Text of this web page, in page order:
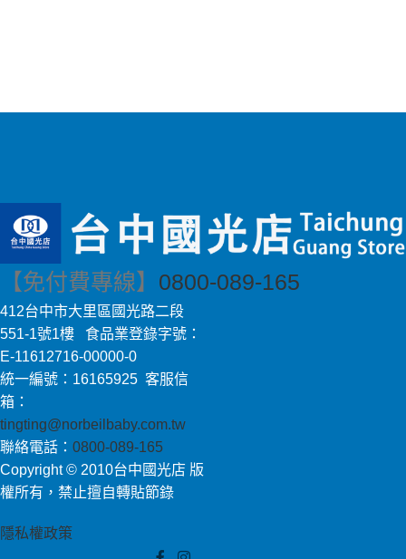
【免付費專線】 0800-089-165
412台中市大里區國光路二段
551-1號1樓 食品業登錄字號：
E-11612716-00000-0
統一編號：16165925 客服信
箱：
tingting@norbeilbaby.com.tw
聯絡電話： 0800-089-165
Copyright © 2010台中國光店 版
權所有，禁止擅自轉貼節錄
隱私權政策